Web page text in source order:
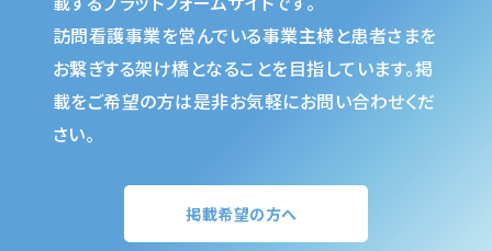
訪問看護事業を営んでいる事業主様と患者さまを
お繋ぎする架け橋となることを目指しています。掲
載をご希望の方は是非お気軽にお問い合わせくだ
さい。
掲載希望の方へ